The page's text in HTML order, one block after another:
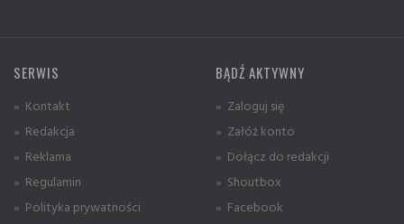
SERWIS
» Kontakt
» Redakcja
» Reklama
» Regulamin
» Polityka prywatności
BĄDŹ AKTYWNY
» Zaloguj się
» Załóż konto
» Dołącz do redakcji
» Shoutbox
» Facebook